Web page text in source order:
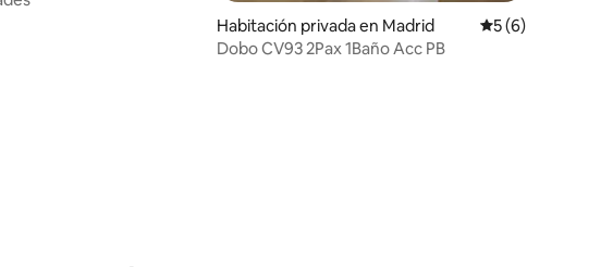
5, 73 reseñas
Habitación privada en Madrid Calificación
5 (6)
Dobo CV93 2Pax 1Baño Acc PB